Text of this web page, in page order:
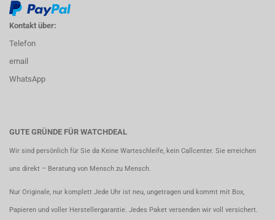
Kontakt über:
Telefon
email
WhatsApp
GUTE GRÜNDE FÜR WATCHDEAL
Wir sind persönlich für Sie da Keine Warteschleife, kein Callcenter. Sie erreichen
uns direkt – Beratung von Mensch zu Mensch.
Nur Originale, nur komplett Jede Uhr ist neu, ungetragen und kommt mit Box,
Papieren und voller Herstellergarantie. Jedes Paket versenden wir voll versichert.